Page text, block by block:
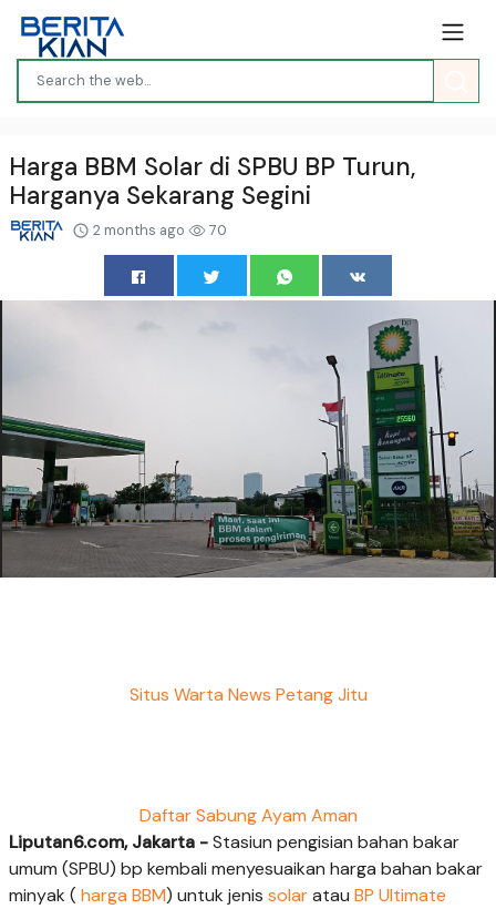
Harga BBM Solar di SPBU BP Turun,
Harganya Sekarang Segini
2 months ago 70
Situs Warta News Petang Jitu
Daftar Sabung Ayam Aman
Liputan6.com, Jakarta -Stasiun pengisian bahan bakar
umum (SPBU) bp kembali menyesuaikan harga bahan bakar
minyak (harga BBM) untuk jenis solaratau BP Ultimate